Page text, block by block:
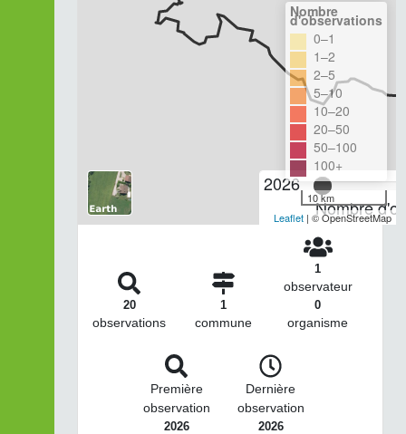
2026
Nombre
Nombre
d'observations
0–1
1–2
2–5
5–10
10–20
20–50
50–100
100+
10 km
Leaflet | © OpenStreetMap
20
observations
1
commune
1
observateur
0
organisme
Première
observation
2026
Dernière
observation
2026